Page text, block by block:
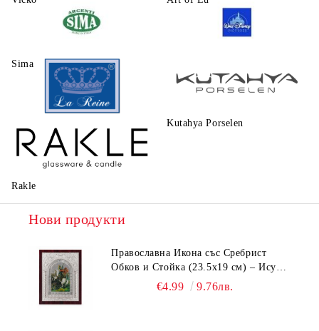
Sima
La Reine Kutahya Porselen
Rakle
Нови продукти
Православна Икона със Сребрист
Обков и Стойка (23.5х19 см) – Исус
Христос, Св. Георги, Св. Николай
€4.99 9.76лв.